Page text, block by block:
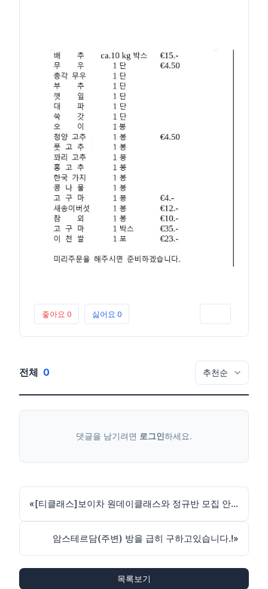
좋아요 0 싫어요 0
전체 0
댓글을 남기려면 로그인하세요.
« [티클래스]보이차 원데이클래스와 정규반 모집 안내
암스테르담(주변) 방을 급히 구하고있습니다.!»
목록보기